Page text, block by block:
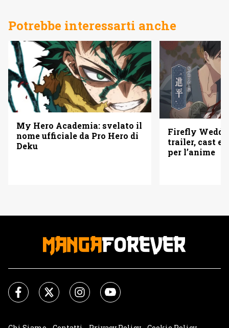
Potrebbe interessarti anche
My Hero Academia: svelato il
nome ufficiale da Pro Hero di
Deku
Firefly
trailer, cast e
per l’anime